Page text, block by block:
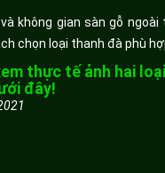
không gian sàn gỗ ngoài
chọn loại thanh đà phù
thực tế ảnh hai
đây!